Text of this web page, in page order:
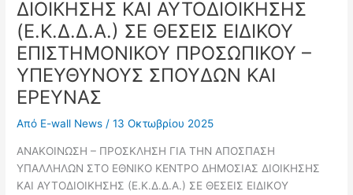
ΔΙΟΙΚΗΣΗΣ ΚΑΙ ΑΥΤΟΔΙΟΙΚΗΣΗΣ
(Ε.Κ.Δ.Δ.Α.) ΣΕ ΘΕΣΕΙΣ ΕΙΔΙΚΟΥ
ΕΠΙΣΤΗΜΟΝΙΚΟΥ ΠΡΟΣΩΠΙΚΟΥ –
ΥΠΕΥΘΥΝΟΥΣ ΣΠΟΥΔΩΝ ΚΑΙ
ΕΡΕΥΝΑΣ
Από E-wall News /13 Οκτωβρίου 2025
ΑΝΑΚΟΙΝΩΣΗ – ΠΡΟΣΚΛΗΣΗ ΓΙΑ ΤΗΝ ΑΠΟΣΠΑΣΗ
ΥΠΑΛΛΗΛΩΝ ΣΤΟ ΕΘΝΙΚΟ ΚΕΝΤΡΟ ΔΗΜΟΣΙΑΣ ΔΙΟΙΚΗΣΗΣ
ΚΑΙ ΑΥΤΟΔΙΟΙΚΗΣΗΣ (Ε.Κ.Δ.Δ.Α.) ΣΕ ΘΕΣΕΙΣ ΕΙΔΙΚΟΥ